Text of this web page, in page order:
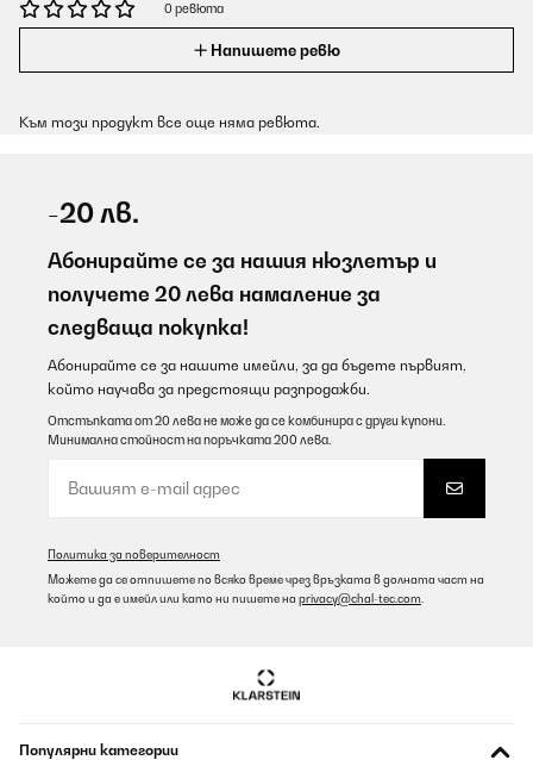
0 ревюта
Напишете ревю
Към този продукт все още няма ревюта.
-20 лв.
Абонирайте се за нашия нюзлетър и
получете 20 лева намаление за
следваща покупка!
Абонирайте се за нашите имейли, за да бъдете първият,
който научава за предстоящи разпродажби.
Отстъпката от 20 лева не може да се комбинира с други купони.
Минимална стойност на поръчката 200 лева.
Политика за поверителност
Можете да се отпишете по всяко време чрез връзката в долната част на
който и да е имейл или като ни пишете на privacy@chal-tec.com
Популярни категории